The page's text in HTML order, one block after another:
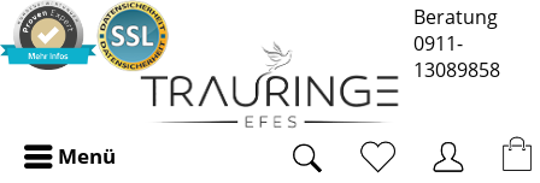
Beratung
0911-
13089858
Menü